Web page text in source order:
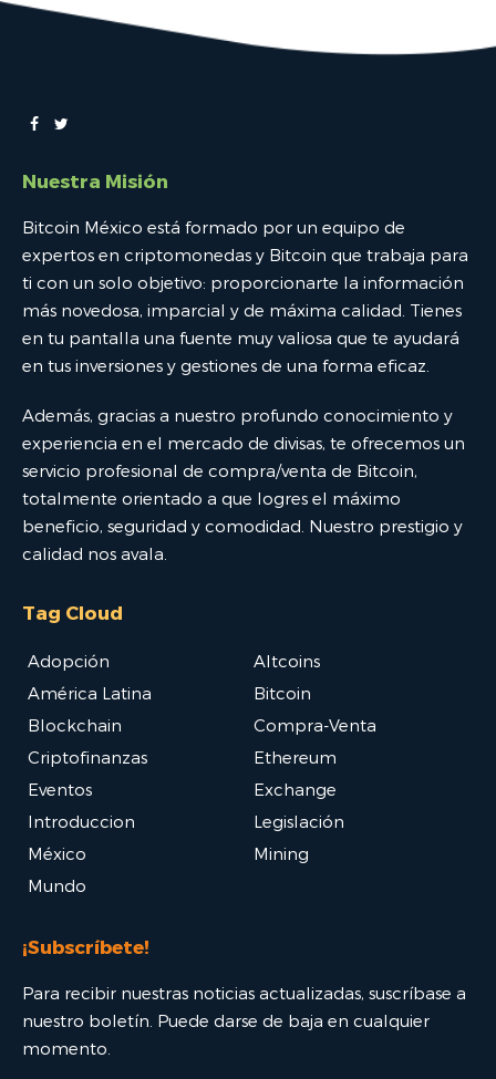
Nuestra Misión
Bitcoin México está formado por un equipo de
expertos en criptomonedas y Bitcoin que trabaja para
ti con un solo objetivo: proporcionarte la información
más novedosa, imparcial y de máxima calidad. Tienes
en tu pantalla una fuente muy valiosa que te ayudará
en tus inversiones y gestiones de una forma eficaz.
Además, gracias a nuestro profundo conocimiento y
experiencia en el mercado de divisas, te ofrecemos un
servicio profesional de compra/venta de Bitcoin,
totalmente orientado a que logres el máximo
beneficio, seguridad y comodidad. Nuestro prestigio y
calidad nos avala.
Tag Cloud
Adopción
Altcoins
América Latina
Bitcoin
Blockchain
Compra-Venta
Criptofinanzas
Ethereum
Eventos
Exchange
Introduccion
Legislación
México
Mining
Mundo
¡Subscríbete!
Para recibir nuestras noticias actualizadas, suscríbase a
nuestro boletín. Puede darse de baja en cualquier
momento.